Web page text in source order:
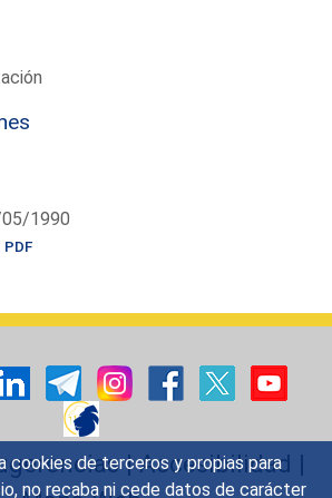
cookies de terceros y propias para
no recaba ni cede datos de carácter
05/1990
PDF
|Accesibilidad |